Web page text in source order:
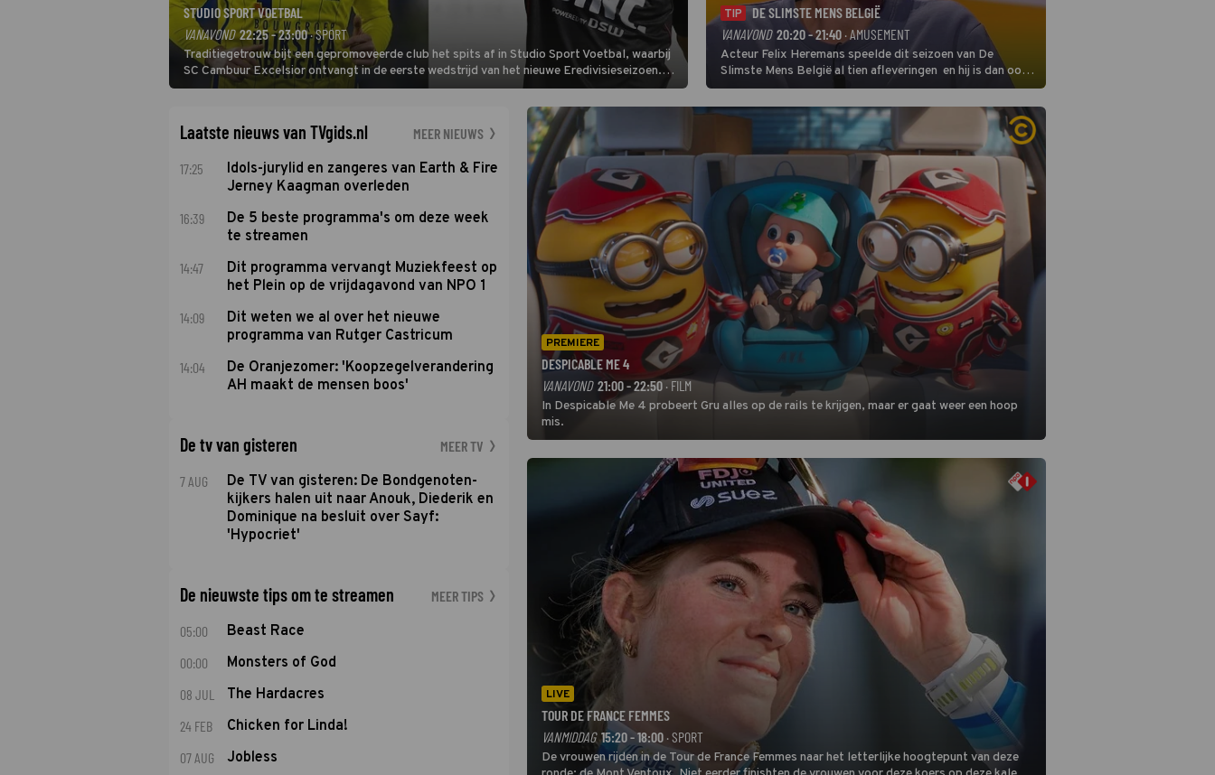
STUDIO SPORT VOETBAL
VANAVOND 22:25 - 23:00· SPORT
Traditiegetrouw bijt een gepromoveerde club het spits af in Studio Sport Voetbal, waarbij
SC Cambuur Excelsior ontvangt in de eerste wedstrijd van het nieuwe Eredivisieseizoen.
De nieuwe oefenmeester is Johan Plat en hij wil aanvallend voetballen.
TIP
DE SLIMSTE MENS BELGIË
VANAVOND 20:20 - 21:40 · AMUSEMENT
Acteur Felix Heremans speelde dit seizoen van De
Slimste Mens België al tien afleveringen en hij is dan ook
de grote favoriet in deze seizoensfinale. En er is
Nederlandse inbreng, want komiek Soundos El Ahmadi
neemt plaats aan de jurytafel.
Laatste nieuws van TVgids.nl MEER NIEUWS
17:25
Idols-jurylid en zangeres van Earth & Fire
Jerney Kaagman overleden
16:39
De 5 beste programma's om deze week
te streamen
14:47
Dit programma vervangt Muziekfeest op
het Plein op de vrijdagavond van NPO 1
14:09
Dit weten we al over het nieuwe
programma van Rutger Castricum
14:04
De Oranjezomer: 'Koopzegelverandering
AH maakt de mensen boos'
De tv van gisteren MEER TV
7 AUG
De TV van gisteren: De Bondgenoten-
kijkers halen uit naar Anouk, Diederik en
Dominique na besluit over Sayf:
'Hypocriet'
De nieuwste tips om te streamen MEER TIPS
05:00 Beast Race
00:00 Monsters of God
08 JUL The Hardacres
24 FEB Chicken for Linda!
07 AUG Jobless
PREMIERE
DESPICABLE ME 4
VANAVOND 21:00 - 22:50· FILM
In Despicable Me 4 probeert Gru alles op de rails te krijgen, maar er gaat weer een hoop
mis.
LIVE
TOUR DE FRANCE FEMMES
VANMIDDAG 15:20 - 18:00 · SPORT
De vrouwen rijden in de Tour de France Femmes naar het letterlijke hoogtepunt van deze